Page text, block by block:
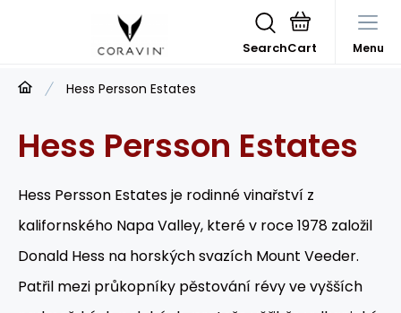
Search Menu
Hess Persson Estates
Hess Persson Estates
Hess Persson Estatesje rodinné vinařství z
kalifornského Napa Valley, které v roce 1978 založil
Donald Hess na horských svazích Mount Veeder.
Patřil mezi průkopníky pěstování révy ve vyšších